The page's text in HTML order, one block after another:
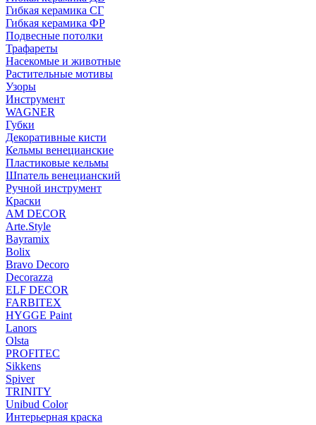
Гибкая керамика СГ
Гибкая керамика ФР
Подвесные потолки
Трафареты
Насекомые и животные
Растительные мотивы
Узоры
Инструмент
WAGNER
Губки
Декоративные кисти
Кельмы венецианские
Пластиковые кельмы
Шпатель венецианский
Ручной инструмент
Краски
AM DECOR
Arte.Style
Bayramix
Bolix
Bravo Decoro
Decorazza
ELF DECOR
FARBITEX
HYGGE Paint
Lanors
Olsta
PROFITEC
Sikkens
Spiver
TRINITY
Unibud Color
Интерьерная краска